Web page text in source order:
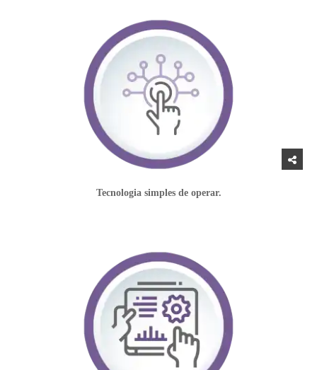
Tecnologia simples de operar.